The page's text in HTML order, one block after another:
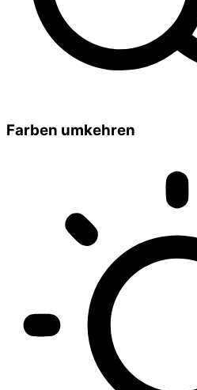
Farben umkehren